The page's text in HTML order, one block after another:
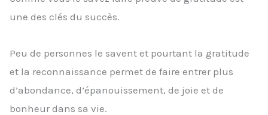
une des clés du succès.
Peu de personnes le savent et pourtant la gratitude
et la reconnaissance permet de faire entrer plus
d’abondance, d’épanouissement, de joie et de
bonheur dans sa vie.